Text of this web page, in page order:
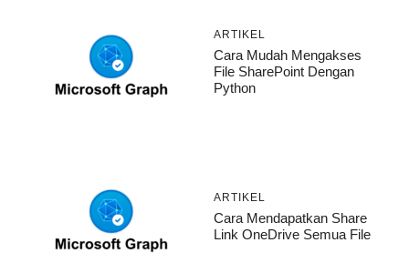
ARTIKEL
Cara Mudah Mengakses
File SharePoint Dengan
Python
ARTIKEL
Cara Mendapatkan Share
Link OneDrive Semua File